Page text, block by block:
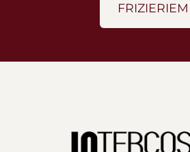
FRIZIERIEM